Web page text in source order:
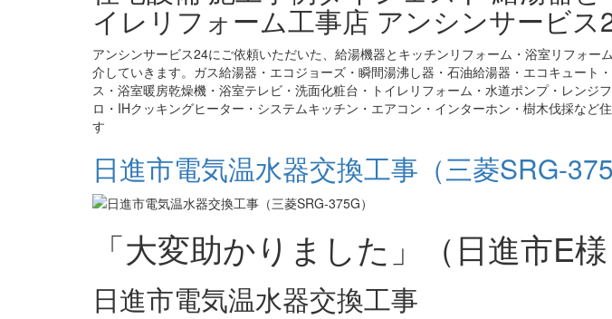
イレリフォーム工事店 アンシンサービス
アンシンサービス24にご依頼いただいた、給湯機器とキッチンリフォーム・浴室リフォー
介していきます。ガス給湯器・エコジョーズ・瞬間湯沸し器・石油給湯器・エコキュート
ス・浴室暖房乾燥機・浴室テレビ・洗面化粧台・トイレリフォーム・水道ポンプ・レンジ
ロ・IHクッキングヒーター・システムキッチン・エアコン・インターホン・樹木伐採など
す
日進市電気温水器交換工事（三菱SRG-
「大変助かりました」（日進市E様
日進市電気温水器交換工事